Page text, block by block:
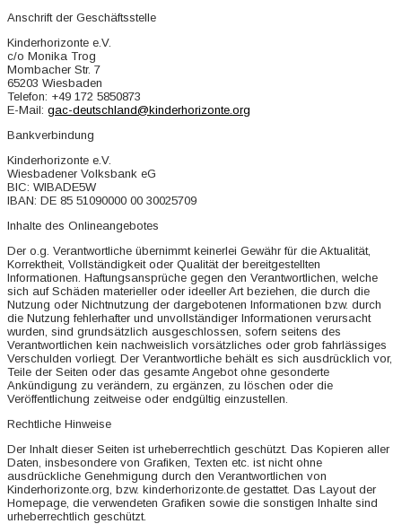
Anschrift der Geschäftsstelle
Kinderhorizonte e.V.
c/o Monika Trog
Mombacher Str. 7
65203 Wiesbaden
Telefon: +49 172 5850873
E-Mail: gac-deutschland@kinderhorizonte.org
Bankverbindung
Kinderhorizonte e.V.
Wiesbadener Volksbank eG
BIC: WIBADE5W
IBAN: DE 85 51090000 00 30025709
Inhalte des Onlineangebotes
Der o.g. Verantwortliche übernimmt keinerlei Gewähr für die Aktualität,
Korrektheit, Vollständigkeit oder Qualität der bereitgestellten
Informationen. Haftungsansprüche gegen den Verantwortlichen, welche
sich auf Schäden materieller oder ideeller Art beziehen, die durch die
Nutzung oder Nichtnutzung der dargebotenen Informationen bzw. durch
die Nutzung fehlerhafter und unvollständiger Informationen verursacht
wurden, sind grundsätzlich ausgeschlossen, sofern seitens des
Verantwortlichen kein nachweislich vorsätzliches oder grob fahrlässiges
Verschulden vorliegt. Der Verantwortliche behält es sich ausdrücklich vor,
Teile der Seiten oder das gesamte Angebot ohne gesonderte
Ankündigung zu verändern, zu ergänzen, zu löschen oder die
Veröffentlichung zeitweise oder endgültig einzustellen.
Rechtliche Hinweise
Der Inhalt dieser Seiten ist urheberrechtlich geschützt. Das Kopieren aller
Daten, insbesondere von Grafiken, Texten etc. ist nicht ohne
ausdrückliche Genehmigung durch den Verantwortlichen von
Kinderhorizonte.org, bzw. kinderhorizonte.de gestattet. Das Layout der
Homepage, die verwendeten Grafiken sowie die sonstigen Inhalte sind
urheberrechtlich geschützt.